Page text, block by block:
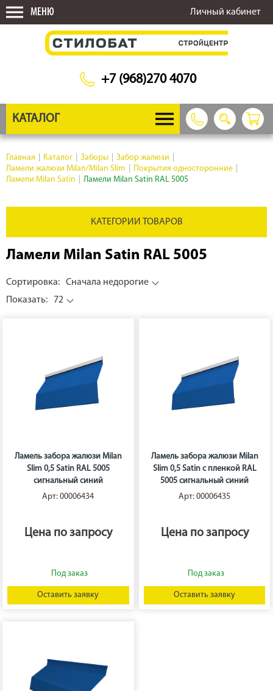
МЕНЮ Личный кабинет
+7 (968)270 4070
КАТАЛОГ
Главная Каталог Заборы Забор жалюзи
Ламели жалюзи Milan/Milan Slim
Покрытия односторонние
Ламели Milan Satin
Ламели Milan Satin RAL 5005
КАТЕГОРИИ ТОВАРОВ
Ламели Milan Satin RAL 5005
Сортировка:
Сначала недорогие
Показать:
72
Ламель забора жалюзи Milan
Slim 0,5 Satin RAL 5005
сигнальный синий
Арт: 00006434
Цена по запросу
Оставить заявку
Ламель забора жалюзи Milan
Slim 0,5 Satin с пленкой RAL
5005 сигнальный синий
Арт: 00006435
Цена по запросу
Оставить заявку